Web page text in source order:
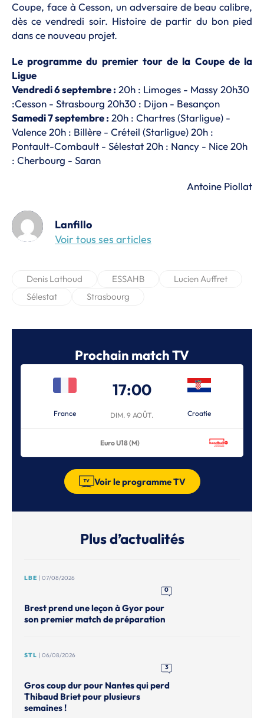
Coupe, face à Cesson, un adversaire de beau calibre,
dès ce vendredi soir. Histoire de partir du bon pied
dans ce nouveau projet.
Le programme du premier tour de la Coupe de la
Ligue
Vendredi 6 septembre : 20h : Limoges - Massy 20h30
:Cesson - Strasbourg 20h30 : Dijon - Besançon
Samedi 7 septembre : 20h : Chartres (Starligue) -
Valence 20h : Billère - Créteil (Starligue) 20h :
Pontault-Combault - Sélestat 20h : Nancy - Nice 20h
: Cherbourg - Saran
Antoine Piollat
Lanfillo
Voir tous ses articles
Denis Lathoud ESSAHB
Lucien Auffret
Sélestat
Strasbourg
Prochain match TV
France
17:00
DIM. 9 AOÛT. Croatie
Euro U18 (M)
Voir le programme TV
Plus d’actualités
LBE | 07/08/2026
0
Brest prend une leçon à Gyor pour
son premier match de préparation
STL | 06/08/2026
3
Gros coup dur pour Nantes qui perd
Thibaud Briet pour plusieurs
semaines !